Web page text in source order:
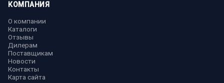
КОМПАНИЯ
О компании
Каталоги
Отзывы
Дилерам
Поставщикам
Новости
Контакты
Карта сайта